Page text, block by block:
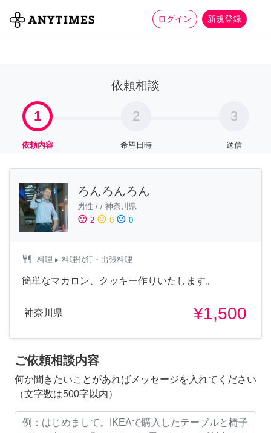
ログイン 新規登録
全て 家事 more_horiz
依頼相談
1
依頼内容
2
希望日時
3
送信
ろんろんろん
男性 / / 神奈川県
sentiment_satisfied 2 sentiment_neutral 0 sentiment_dissatisfied 0
restaurant 料理 ▸ 料理代行・出張料理
簡単なマカロン、クッキー作りいたします。
神奈川県 ¥1,500
ご依頼相談内容
何か聞きたいことがあればメッセージを入れてください
（文字数は500字以内）